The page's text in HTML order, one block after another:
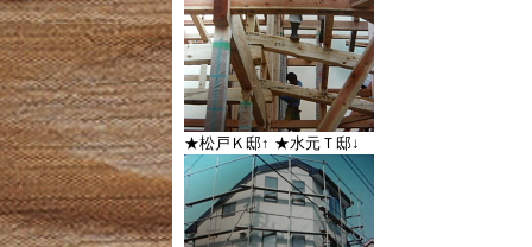
★松戸Ｋ邸↑ ★水元Ｔ邸↓